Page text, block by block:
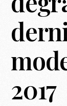
2017